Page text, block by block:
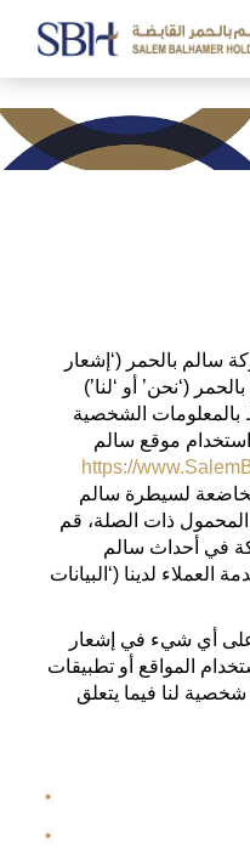
بالحمر (‘إشعار
(‘نحن’ أو ‘لنا’)
بالمعلومات الشخصية
استخدام موقع سالم
https://
لسيطرة سالم
المحمول ذات الصلة، قم
في أحداث سالم
العملاء لدينا (‘البيانات
على أي شيء في إشعار
المواقع أو تطبيقات
لنا فيما يتعلق